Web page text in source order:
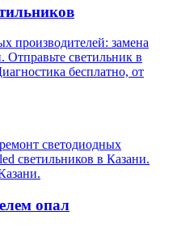
производителей: замена
Отправьте светильник в
бесплатно, от
светодиодных
светильников в Казани.
.
опал